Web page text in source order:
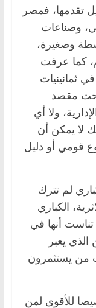
تقدمها، فمصر
وصناعات
وصغيرة،
كما عرفت
ثمانينيات
مقصد
ولا أي
لا يمكن أن
قومي أو دليل
لم تترك
الكباري
أنها في
يعبر
من يستثمرون
للأقوى لمن